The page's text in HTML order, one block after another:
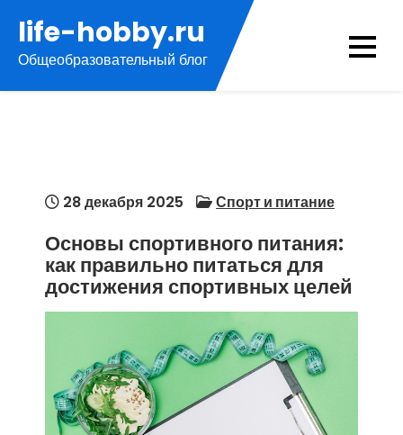
содержимому
life-hobby.ru
Общеобразовательный блог
28 декабря 2025 Спорт и питание
Основы спортивного питания:
как правильно питаться для
достижения спортивных целей